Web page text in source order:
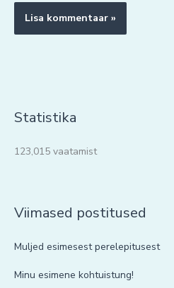
Statistika
123,015 vaatamist
Viimased postitused
Muljed esimesest perelepitusest
Minu esimene kohtuistung!